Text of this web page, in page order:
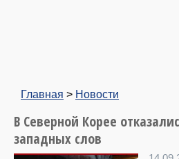
Главная > Новости
В Северной Корее
западных слов